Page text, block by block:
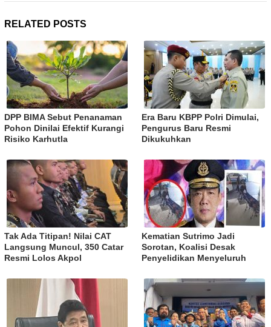
RELATED POSTS
DPP BIMA Sebut Penanaman
Pohon Dinilai Efektif Kurangi
Risiko Karhutla
Era Baru KBPP Polri Dimulai,
Pengurus Baru Resmi
Dikukuhkan
Tak Ada Titipan! Nilai CAT
Langsung Muncul, 350 Catar
Resmi Lolos Akpol
Kematian Sutrimo Jadi
Sorotan, Koalisi Desak
Penyelidikan Menyeluruh